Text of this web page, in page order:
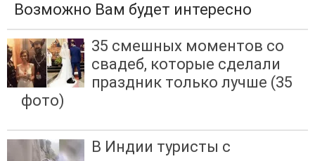
Возможно Вам будет интересно
35 смешных моментов со
свадеб, которые сделали
праздник только лучше (35
фото)
В Индии туристы с